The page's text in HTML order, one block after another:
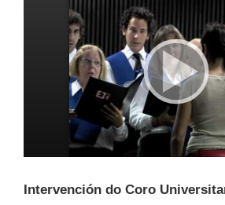
Intervención do Coro